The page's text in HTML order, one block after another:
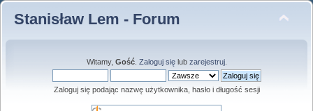
Stanisław Lem - Forum
Witamy, Gość. Zaloguj sięlub zarejestruj.
Zaloguj się podając nazwę użytkownika, hasło i długość sesji